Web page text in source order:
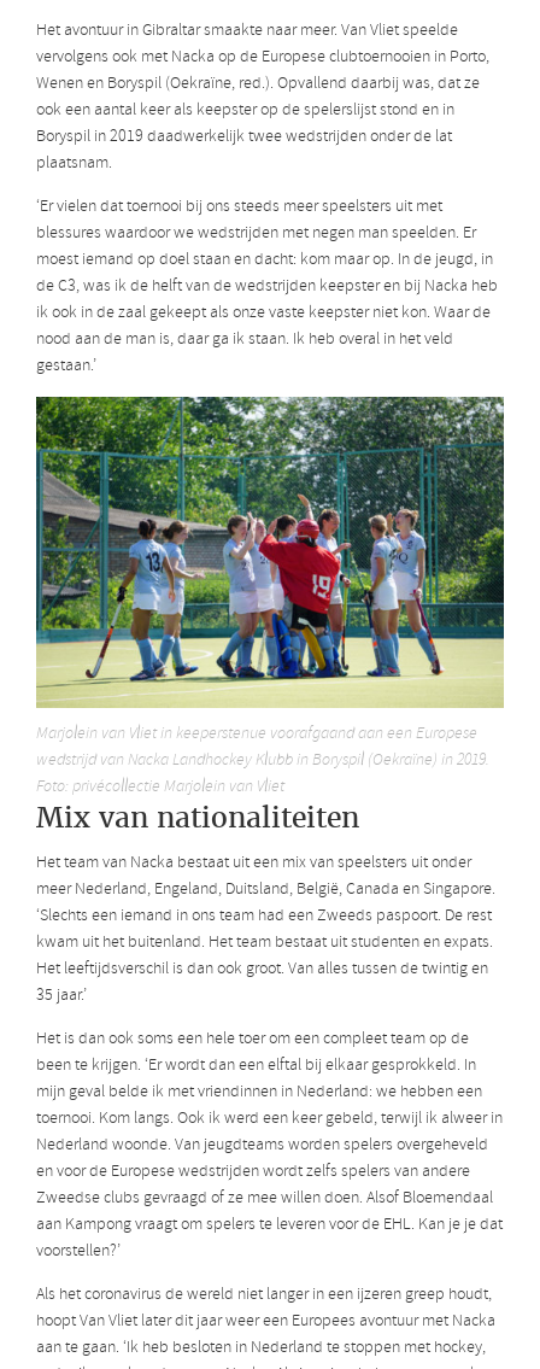
Het avontuur in Gibraltar smaakte naar meer. Van Vliet speelde
vervolgens ook met Nacka op de Europese clubtoernooien in Porto,
Wenen en Boryspil (Oekraïne, red.). Opvallend daarbij was, dat ze
ook een aantal keer als keepster op de spelerslijst stond en in
Boryspil in 2019 daadwerkelijk twee wedstrijden onder de lat
plaatsnam.
‘Er vielen dat toernooi bij ons steeds meer speelsters uit met
blessures waardoor we wedstrijden met negen man speelden. Er
moest iemand op doel staan en dacht: kom maar op. In de jeugd, in
de C3, was ik de helft van de wedstrijden keepster en bij Nacka heb
ik ook in de zaal gekeept als onze vaste keepster niet kon. Waar de
nood aan de man is, daar ga ik staan. Ik heb overal in het veld
gestaan.’
Marjolein van Vliet in keeperstenue voorafgaand aan een Europese
wedstrijd van Nacka Landhockey Klubb in Boryspil (Oekraïne) in 2019.
Foto: privécollectie Marjolein van Vliet
Mix van nationaliteiten
Het team van Nacka bestaat uit een mix van speelsters uit onder
meer Nederland, Engeland, Duitsland, België, Canada en Singapore.
‘Slechts een iemand in ons team had een Zweeds paspoort. De rest
kwam uit het buitenland. Het team bestaat uit studenten en expats.
Het leeftijdsverschil is dan ook groot. Van alles tussen de twintig en
35 jaar.’
Het is dan ook soms een hele toer om een compleet team op de
been te krijgen. ‘Er wordt dan een elftal bij elkaar gesprokkeld. In
mijn geval belde ik met vriendinnen in Nederland: we hebben een
toernooi. Kom langs. Ook ik werd een keer gebeld, terwijl ik alweer in
Nederland woonde. Van jeugdteams worden spelers overgeheveld
en voor de Europese wedstrijden wordt zelfs spelers van andere
Zweedse clubs gevraagd of ze mee willen doen. Alsof Bloemendaal
aan Kampong vraagt om spelers te leveren voor de EHL. Kan je je dat
voorstellen?’
Als het coronavirus de wereld niet langer in een ijzeren greep houdt,
hoopt Van Vliet later dit jaar weer een Europees avontuur met Nacka
aan te gaan. ‘Ik heb besloten in Nederland te stoppen met hockey,